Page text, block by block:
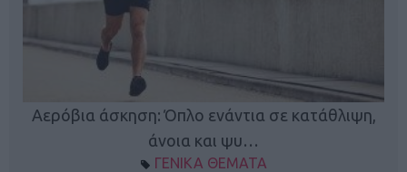
Αερόβια άσκηση: Όπλο ενάντια σε κατάθλιψη,
άνοια και ψυ…
ΓΕΝΙΚΑ ΘΕΜΑΤΑ